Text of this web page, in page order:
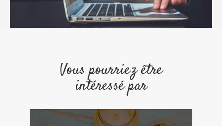
Vous pourriez être
intéressé par